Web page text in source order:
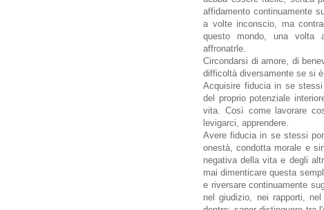
affidamento continuamente
a volte inconscio, ma
questo mondo, una volta
affronatrle.
Circondarsi di amore, di
difficoltà diversamente se si
Acquisire fiducia in se
del proprio potenziale
vita. Così come lavorare
levigarci, apprendere.
Avere fiducia in se stessi
onestà, condotta morale e
negativa della vita e degli
mai dimenticare questa
e riversare continuamente
nel giudizio, nei rapporti,